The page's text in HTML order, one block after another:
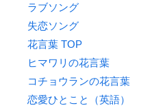
ラブソング
失恋ソング
花言葉 TOP
ヒマワリの花言葉
コチョウランの花言葉
恋愛ひとこと（英語）